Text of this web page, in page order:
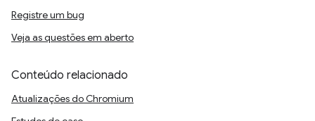
Registre um bug
Veja as questões em aberto
Conteúdo relacionado
Atualizações do Chromium